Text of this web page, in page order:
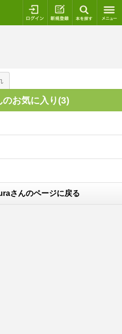
ログイン 新規登録
お気に入り(3)
さんのページに戻る